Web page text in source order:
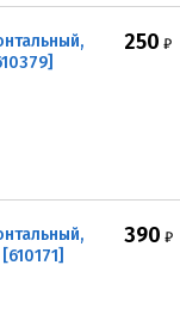
250 ₽
390 ₽